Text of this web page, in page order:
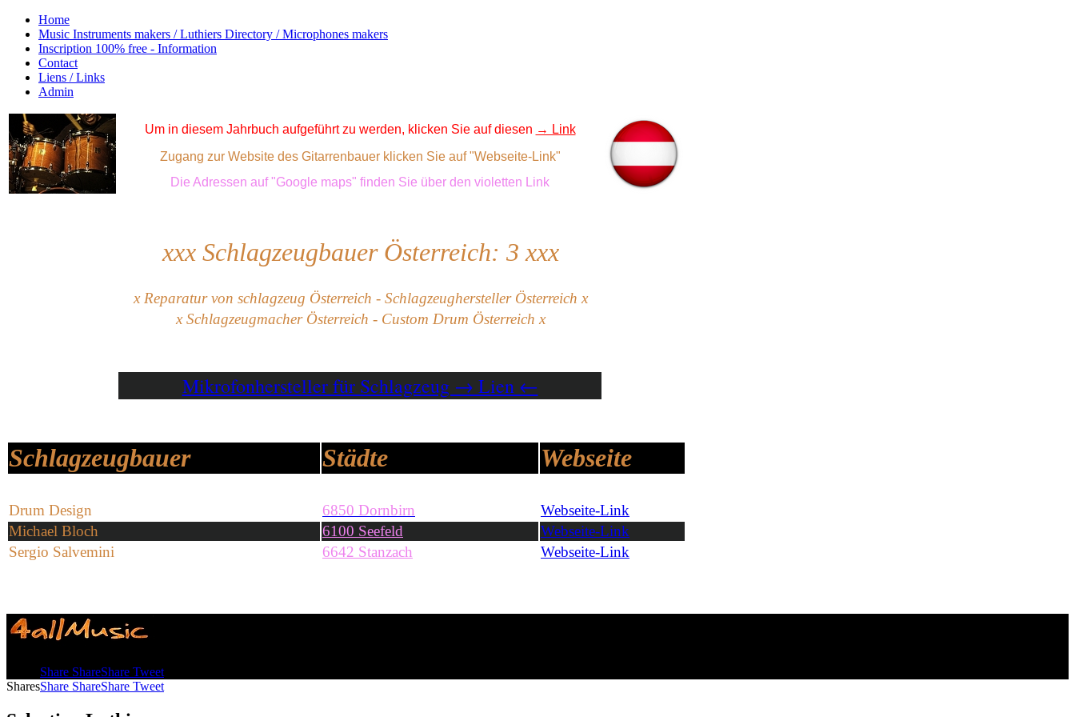
Home
Music Instruments makers / Luthiers Directory / Microphones makers
Inscription 100% free - Information
Contact
Liens / Links
Admin
Um in diesem Jahrbuch aufgeführt zu werden, klicken Sie auf diesen → Link
Zugang zur Website des Gitarrenbauer klicken Sie auf "Webseite-Link"
Die Adressen auf "Google maps" finden Sie über den violetten Link
xxx Schlagzeugbauer Österreich: 3 xxx
x Reparatur von schlagzeug Österreich - Schlagzeughersteller Österreich x
x Schlagzeugmacher Österreich - Custom Drum Österreich x
Mikrofonhersteller für Schlagzeug → Lien ←
Schlagzeugbauer Städte Webseite
Drum Design 6850 Dornbirn
Webseite-Link
Michael Bloch
6100 Seefeld
Webseite-Link
Sergio Salvemini
6642 Stanzach Webseite-Link
Share ShareShare Tweet
SharesShare ShareShare Tweet